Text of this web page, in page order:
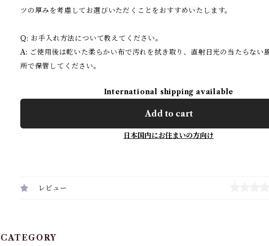
ツの厚みを考慮してお選びいただくことをおすすめいたします。
Q: お手入れ方法について教えてください。
A: ご使用後は乾いた柔らかい布で汚れを拭き取り、直射日光の当たらない
所で保管してください。
International shipping available
Add to cart
日本国内にお住まいの方向け
レビュー
CATEGORY